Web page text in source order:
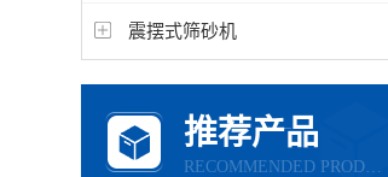
震摆式筛砂机
推荐产品
RECOMMENDED PRODUCTS